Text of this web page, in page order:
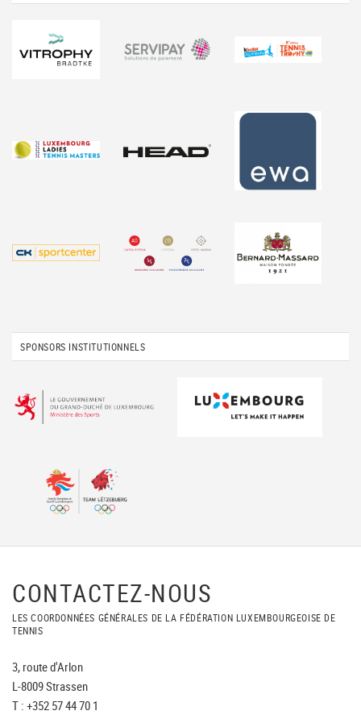
SPONSORS INSTITUTIONNELS
CONTACTEZ-NOUS
LES COORDONNÉES GÉNÉRALES DE LA FÉDÉRATION LUXEMBOURGEOISE DE
TENNIS
3, route d'Arlon
L-8009 Strassen
T : +352 57 44 70 1